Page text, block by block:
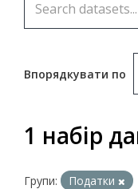
Впорядкувати по
1 набір
Групи: Податки